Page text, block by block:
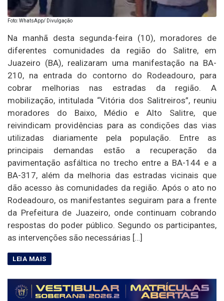
Foto: WhatsApp/ Divulgação
Na manhã desta segunda-feira (10), moradores de
diferentes comunidades da região do Salitre, em
Juazeiro (BA), realizaram uma manifestação na BA-
210, na entrada do contorno do Rodeadouro, para
cobrar melhorias nas estradas da região. A
mobilização, intitulada “Vitória dos Salitreiros”, reuniu
moradores do Baixo, Médio e Alto Salitre, que
reivindicam providências para as condições das vias
utilizadas diariamente pela população. Entre as
principais demandas estão a recuperação da
pavimentação asfáltica no trecho entre a BA-144 e a
BA-317, além da melhoria das estradas vicinais que
dão acesso às comunidades da região. Após o ato no
Rodeadouro, os manifestantes seguiram para a frente
da Prefeitura de Juazeiro, onde continuam cobrando
respostas do poder público. Segundo os participantes,
as intervenções são necessárias […]